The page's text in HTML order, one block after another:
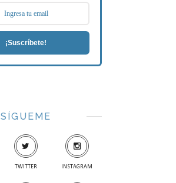
¡Suscríbete!
SÍGUEME
TWITTER INSTAGRAM